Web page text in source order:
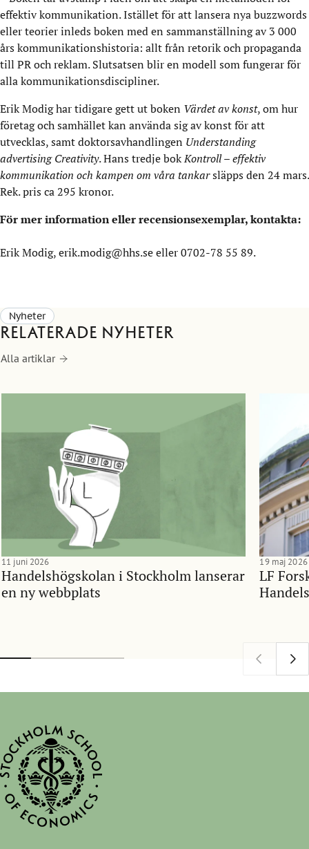
effektiv kommunikation. Istället för att lansera nya buzzwords
eller teorier inleds boken med en sammanställning av 3 000
års kommunikationshistoria: allt från retorik och propaganda
till PR och reklam. Slutsatsen blir en modell som fungerar för
alla kommunikationsdiscipliner.
Erik Modig har tidigare gett ut boken Värdet av konst, om hur
företag och samhället kan använda sig av konst för att
utvecklas, samt doktorsavhandlingen Understanding
advertising Creativity. Hans tredje bokKontroll – effektiv
kommunikation och kampen om våra tankarsläpps den 24 mars.
Rek. pris ca 295 kronor.
För mer information eller recensionsexemplar, kontakta:
Erik Modig, erik.modig@hhs.se eller 0702-78 55 89.
Nyheter
Relaterade nyheter
Alla artiklar
Handelshögskolan i Stockholm lanserar
en ny webbplats
11 juni 2026
LF
19 maj 2026